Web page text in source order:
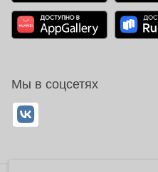
Мы в соцсетях